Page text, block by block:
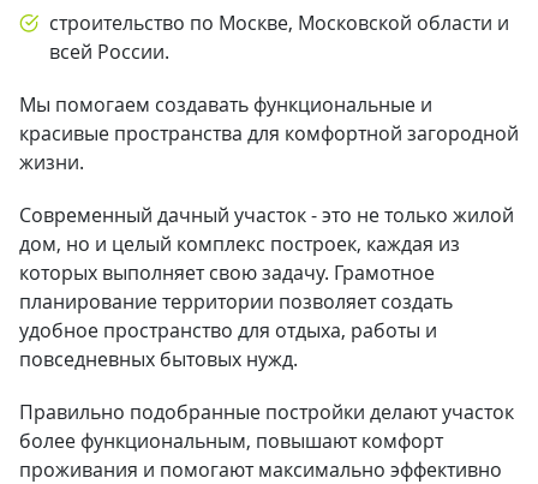
строительство по Москве, Московской области и
всей России.
Мы помогаем создавать функциональные и
красивые пространства для комфортной загородной
жизни.
Современный дачный участок - это не только жилой
дом, но и целый комплекс построек, каждая из
которых выполняет свою задачу. Грамотное
планирование территории позволяет создать
удобное пространство для отдыха, работы и
повседневных бытовых нужд.
Правильно подобранные постройки делают участок
более функциональным, повышают комфорт
проживания и помогают максимально эффективно